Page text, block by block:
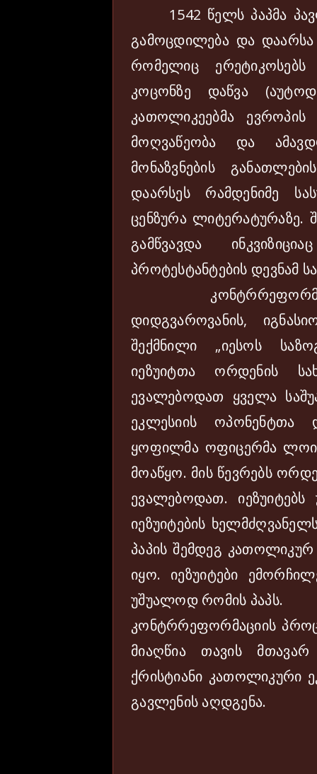
1542 წელს პაპმა
გამოცდილება და დაარსა
რომელიც ერეტიკოსებს
კოცონზე დაწვა
კათოლიკეებმა ევროპის
მოღვაწეობა და
მონაზვნების
დაარსეს რამდენიმე
ცენზურა ლიტერატურაზე.
გამწვავდა
პროტესტანტების დევნამ
დიდგვაროვანის,
შექმნილი „იესოს
იეზუიტთა ორდენის
ევალებოდათ ყველა
ეკლესიის ოპონენტთა
ყოფილმა ოფიცერმა
მოაწყო. მის წევრებს
ევალებოდათ.
იეზუიტების
პაპის შემდეგ
იყო. იეზუიტები
უშუალოდ რომის პაპს.
კონტრრეფორმაციის
მიაღწია თავის
ქრისტიანი კათოლიკური
გავლენის აღდგენა.